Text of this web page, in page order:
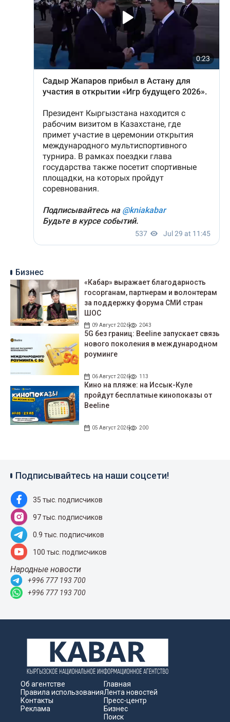
Бизнес
«Кабар» выражает благодарность
госорганам, партнерам и волонтерам
за поддержку форума СМИ стран
ШОС
09 Август 2026 2043
5G без границ: Beeline запускает связь
нового поколения в международном
роуминге
06 Август 2026 113
Кино на пляже: на Иссык-Куле
пройдут беcплатные кинопоказы от
Beeline
05 Август 2026 200
Подписывайтесь на наши соцсети!
35 тыс. подписчиков
97 тыс. подписчиков
0.9 тыс. подписчиков
100 тыс. подписчиков
Народные новости
+996 777 193 700
+996 777 193 700
Об агентстве
Правила использования
Контакты
Реклама
Главная
Лента новостей
Пресс-центр
Бизнес
Поиск